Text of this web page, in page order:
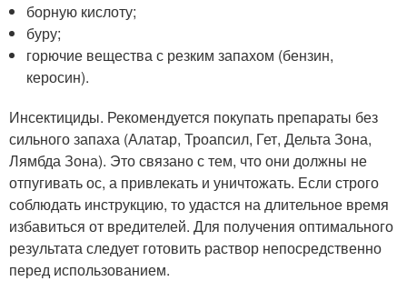
борную кислоту;
буру;
горючие вещества с резким запахом (бензин,
керосин).
Инсектициды. Рекомендуется покупать препараты без
сильного запаха (Алатар, Троапсил, Гет, Дельта Зона,
Лямбда Зона). Это связано с тем, что они должны не
отпугивать ос, а привлекать и уничтожать. Если строго
соблюдать инструкцию, то удастся на длительное время
избавиться от вредителей. Для получения оптимального
результата следует готовить раствор непосредственно
перед использованием.